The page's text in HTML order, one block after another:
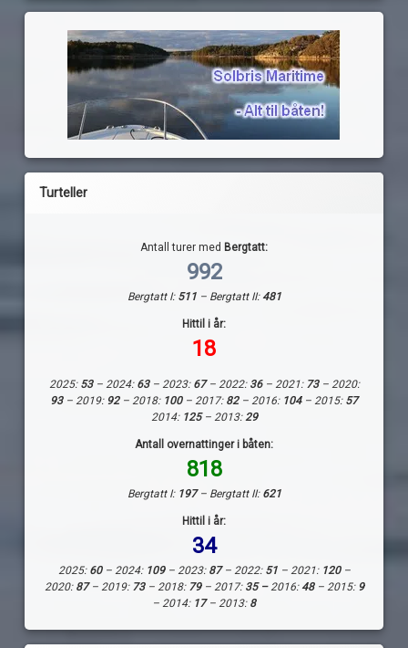
Turteller
Antall turer med Bergtatt:
992
Bergtatt I: 511 – Bergtatt II:481
Hittil i år:
18
2025: 53– 2024:63– 2023: 67– 2022: 36– 2021: 73– 2020:
93– 2019: 92– 2018: 100 – 2017: 82– 2016: 104– 2015: 57
2014: 125– 2013: 29
Antall overnattinger i båten:
818
Bergtatt I: 197– Bergtatt II: 621
Hittil i år:
34
2025: 60– 2024: 109– 2023: 87– 2022: 51– 2021: 120–
2020: 87– 2019: 73– 2018: 79– 2017: 35 – 2016:48– 2015: 9
– 2014: 17– 2013: 8